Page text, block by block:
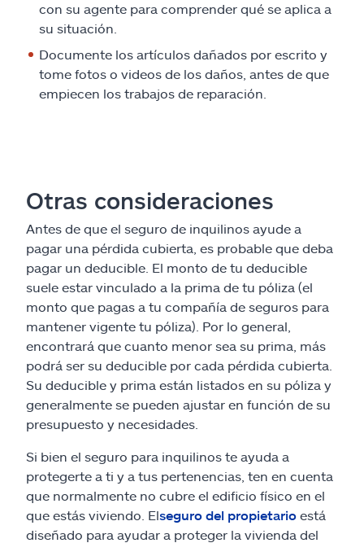
con su agente para comprender qué se aplica a
su situación.
Documente los artículos dañados por escrito y
tome fotos o videos de los daños, antes de que
empiecen los trabajos de reparación.
Otras consideraciones
Antes de que el seguro de inquilinos ayude a
pagar una pérdida cubierta, es probable que deba
pagar un deducible. El monto de tu deducible
suele estar vinculado a la prima de tu póliza (el
monto que pagas a tu compañía de seguros para
mantener vigente tu póliza). Por lo general,
encontrará que cuanto menor sea su prima, más
podrá ser su deducible por cada pérdida cubierta.
Su deducible y prima están listados en su póliza y
generalmente se pueden ajustar en función de su
presupuesto y necesidades.
Si bien el seguro para inquilinos te ayuda a
protegerte a ti y a tus pertenencias, ten en cuenta
que normalmente no cubre el edificio físico en el
que estás viviendo. Elseguro del propietario está
diseñado para ayudar a proteger la vivienda del